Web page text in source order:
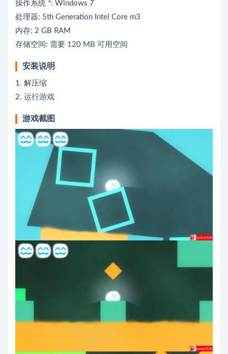
操作系统 *: Windows 7
处理器: 5th Generation Intel Core m3
内存: 2 GB RAM
存储空间: 需要 120 MB 可用空间
安装说明
1. 解压缩
2. 运行游戏
游戏截图